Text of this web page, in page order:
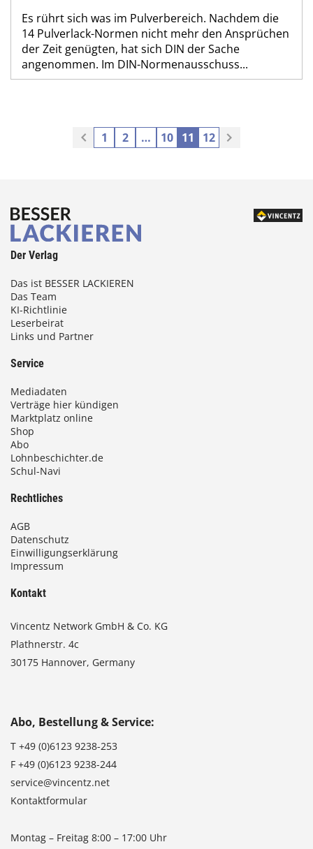
Es rührt sich was im Pulverbereich. Nachdem die
14 Pulverlack-Normen nicht mehr den Ansprüchen
der Zeit genügten, hat sich DIN der Sache
angenommen. Im DIN-Normenausschuss...
1 2 … 10 11 12
Der Verlag
Das ist BESSER LACKIEREN
Das Team
KI-Richtlinie
Leserbeirat
Links und Partner
Service
Mediadaten
Verträge hier kündigen
Marktplatz online
Shop
Abo
Lohnbeschichter.de
Schul-Navi
Rechtliches
AGB
Datenschutz
Einwilligungserklärung
Impressum
Kontakt
Vincentz Network GmbH & Co. KG
Plathnerstr. 4c
30175 Hannover, Germany
Abo, Bestellung & Service:
T +49 (0)6123 9238-253
F +49 (0)6123 9238-244
service@vincentz.net
Kontaktformular
Montag – Freitag 8:00 – 17:00 Uhr